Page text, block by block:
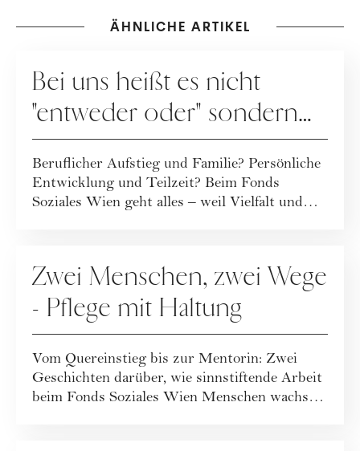
ÄHNLICHE ARTIKEL
Bei uns heißt es nicht
"entweder oder" sondern
"und"
Beruflicher Aufstieg und Familie? Persönliche
Entwicklung und Teilzeit? Beim Fonds
Soziales Wien geht alles – weil Vielfalt und
Zwei Menschen, zwei Wege
- Pflege mit Haltung
Vom Quereinstieg bis zur Mentorin: Zwei
Geschichten darüber, wie sinnstiftende Arbeit
beim Fonds Soziales Wien Menschen wachsen